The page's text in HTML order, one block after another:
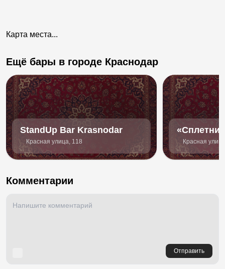
Карта места...
Ещё бары в городе Краснодар
StandUp Bar Krasnodar
Красная улица, 118 Красная
Комментарии
Отправить